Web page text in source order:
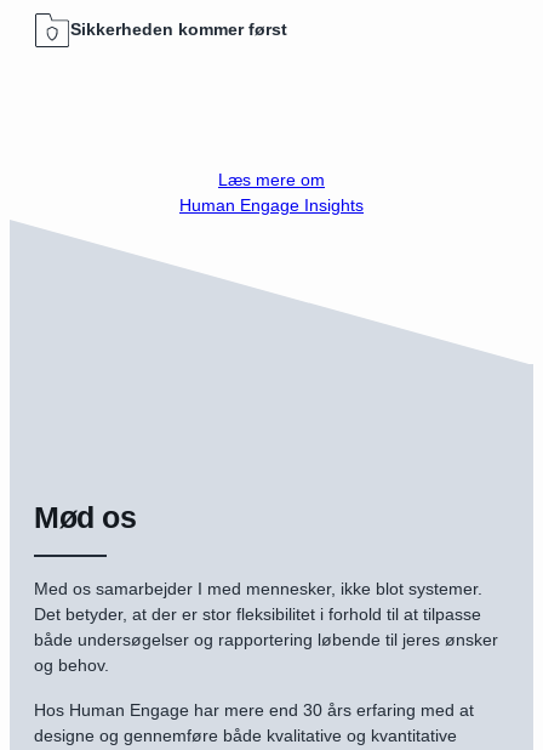
Sikkerheden kommer først
Læs mere om
Human Engage Insights
Mød os
Med os samarbejder I med mennesker, ikke blot systemer.
Det betyder, at der er stor fleksibilitet i forhold til at tilpasse
både undersøgelser og rapportering løbende til jeres ønsker
og behov.
Hos Human Engage har mere end 30 års erfaring med at
designe og gennemføre både kvalitative og kvantitative